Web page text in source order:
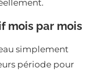
mois par mois
simplement
période pour